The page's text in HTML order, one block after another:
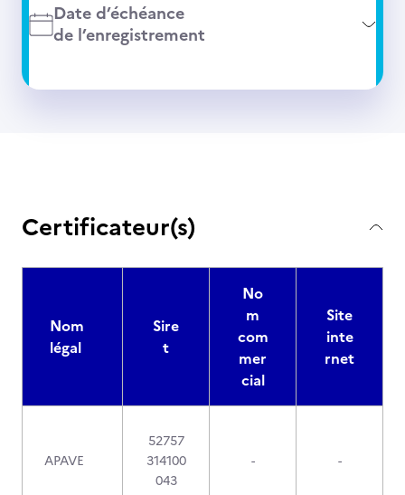
Date d’échéance
de l’enregistrement
Certificateur(s)
Nom
légal
Sire
t
No
m
com
mer
cial
Site
inte
rnet
APAVE
52757
314100
043
- -